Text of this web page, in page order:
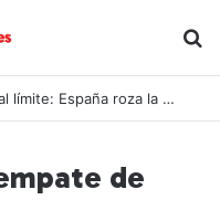
::Voleibol – Galicia, Murcia, Canarias y Madrid se reparten la gloria nacional del vóley playa base en Lorca
de